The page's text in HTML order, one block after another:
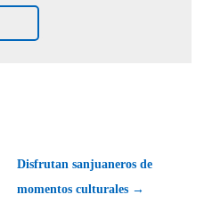
Disfrutan sanjuaneros de
momentos culturales →